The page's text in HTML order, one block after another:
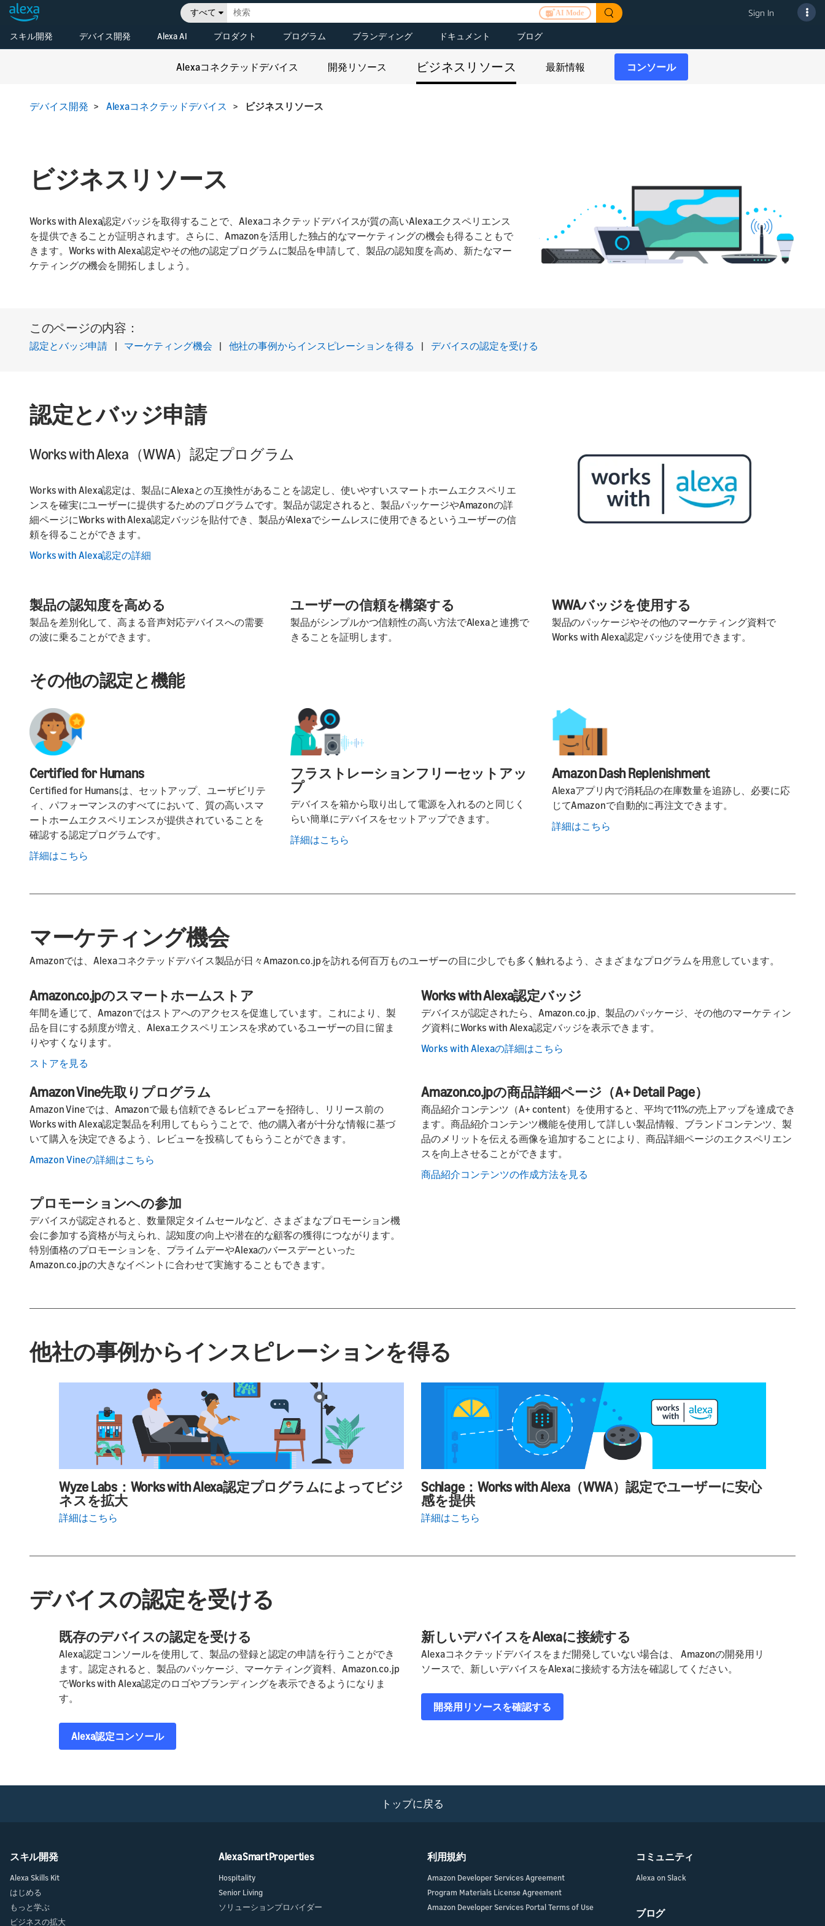
すべて AI Mode Sign In
スキル開発
はじめる
もっと学ぶ
最新情報
開発者コンソール
デバイス開発
イスを開発する
概要
Alexaに接続する
概要
Alexa AI
プロダクト
Alexaスマートホーム
Dash Services
プログラム
ご応募
皆様のお話をお聞か
せください
ブランディング
ドキュメント
スマートホームスキ
Alexa Connect Kit
ブログ
Alexaコネクテッドデバイス 開発リソース ビジネスリソース 最新情報 コンソール
デバイス開発 > Alexaコネクテッドデバイス > ビジネスリソース
ビジネスリソース
Works with Alexa認定バッジを取得することで、Alexaコネクテッドデバイスが質の高いAlexaエクスペリエンス
を提供できることが証明されます。さらに、Amazonを活用した独占的なマーケティングの機会も得ることもで
きます。Works with Alexa認定やその他の認定プログラムに製品を申請して、製品の認知度を高め、新たなマー
ケティングの機会を開拓しましょう。
このページの内容：
認定とバッジ申請 | マーケティング機会 | 他社の事例からインスピレーションを得る | デバイスの認定を受ける
認定とバッジ申請
Works with Alexa（WWA）認定プログラム
Works with Alexa認定は、製品にAlexaとの互換性があることを認定し、使いやすいスマートホームエクスペリエ
ンスを確実にユーザーに提供するためのプログラムです。製品が認定されると、製品パッケージやAmazonの詳
細ページにWorks with Alexa認定バッジを貼付でき、製品がAlexaでシームレスに使用できるというユーザーの信
頼を得ることができます。
Works with Alexa認定の詳細
製品の認知度を高める
製品を差別化して、高まる音声対応デバイスへの需要
の波に乗ることができます。
ユーザーの信頼を構築する
製品がシンプルかつ信頼性の高い方法でAlexaと連携で
きることを証明します。
WWAバッジを使用する
製品のパッケージやその他のマーケティング資料で
Works with Alexa認定バッジを使用できます。
その他の認定と機能
Certified for Humans
Certified for Humansは、セットアップ、ユーザビリテ
ィ、パフォーマンスのすべてにおいて、質の高いスマ
ートホームエクスペリエンスが提供されていることを
確認する認定プログラムです。
詳細はこちら
フラストレーションフリーセットアッ
プ
デバイスを箱から取り出して電源を入れるのと同じく
らい簡単にデバイスをセットアップできます。
詳細はこちら
Amazon Dash Replenishment
Alexaアプリ内で消耗品の在庫数量を追跡し、必要に応
じてAmazonで自動的に再注文できます。
詳細はこちら
マーケティング機会
Amazonでは、Alexaコネクテッドデバイス製品が日々Amazon.co.jpを訪れる何百万ものユーザーの目に少しでも多く触れるよう、さまざまなプログラムを用意しています。
Amazon.co.jpのスマートホームストア
年間を通じて、Amazonではストアへのアクセスを促進しています。これにより、製
品を目にする頻度が増え、Alexaエクスペリエンスを求めているユーザーの目に留ま
りやすくなります。
ストアを見る
Works with Alexa認定バッジ
デバイスが認定されたら、Amazon.co.jp、製品のパッケージ、その他のマーケティン
グ資料にWorks with Alexa認定バッジを表示できます。
Works with Alexaの詳細はこちら
Amazon Vine先取りプログラム
Amazon Vineでは、Amazonで最も信頼できるレビュアーを招待し、リリース前の
Works with Alexa認定製品を利用してもらうことで、他の購入者が十分な情報に基づ
いて購入を決定できるよう、レビューを投稿してもらうことができます。
Amazon Vineの詳細はこちら
Amazon.co.jpの商品詳細ページ（A+ Detail Page）
商品紹介コンテンツ（A+ content）を使用すると、平均で11%の売上アップを達成でき
ます。商品紹介コンテンツ機能を使用して詳しい製品情報、ブランドコンテンツ、製
品のメリットを伝える画像を追加することにより、商品詳細ページのエクスペリエン
スを向上させることができます。
商品紹介コンテンツの作成方法を見る
プロモーションへの参加
デバイスが認定されると、数量限定タイムセールなど、さまざまなプロモーション機
会に参加する資格が与えられ、認知度の向上や潜在的な顧客の獲得につながります。
特別価格のプロモーションを、プライムデーやAlexaのバースデーといった
Amazon.co.jpの大きなイベントに合わせて実施することもできます。
他社の事例からインスピレーションを得る
Wyze Labs：Works with Alexa認定プログラムによってビジ
ネスを拡大
詳細はこちら
Schlage：Works with Alexa（WWA）認定でユーザーに安心
感を提供
詳細はこちら
デバイスの認定を受ける
既存のデバイスの認定を受ける
Alexa認定コンソールを使用して、製品の登録と認定の申請を行うことができ
ます。認定されると、製品のパッケージ、マーケティング資料、Amazon.co.jp
でWorks with Alexa認定のロゴやブランディングを表示できるようになりま
す。
Alexa認定コンソール
新しいデバイスをAlexaに接続する
Alexaコネクテッドデバイスをまだ開発していない場合は、 Amazonの開発用リ
ソースで、新しいデバイスをAlexaに接続する方法を確認してください。
開発用リソースを確認する
トップに戻る
スキル開発
Alexa Skills Kit
はじめる
もっと学ぶ
ビジネスの拡大
Alexa Smart Properties
Hospitality
Senior Living
ソリューションプロバイダー
利用規約
Amazon Developer Services Agreement
Program Materials License Agreement
Amazon Developer Services Portal Terms of Use
コミュニティ
Alexa on Slack
ブログ